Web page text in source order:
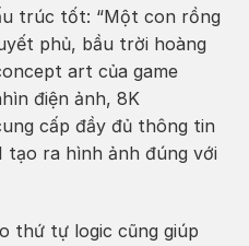
trúc tốt: “Một con rồng
phủ, bầu trời hoàng
art của game
điện ảnh, 8K
cấp đầy đủ thông tin
tạo ra hình ảnh đúng với
thứ tự logic cũng giúp